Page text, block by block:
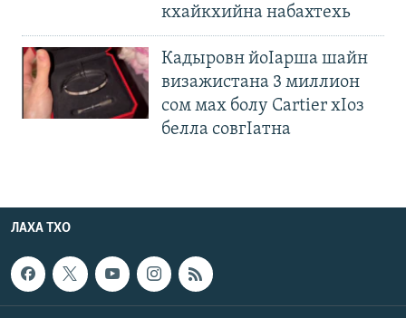
кхайкхийна набахтехь
Кадыровн йоIарша шайн
визажистана 3 миллион
сом мах болу Cartier хIоз
белла совгIатна
ЛАХА ТХО